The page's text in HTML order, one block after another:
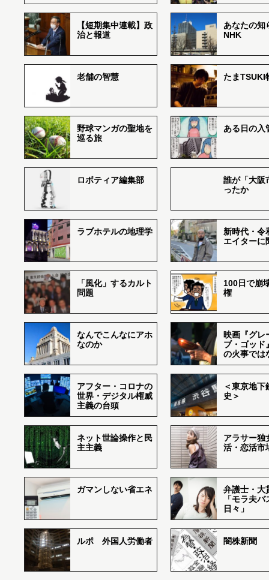
【短期集中連載】政
治と報道
あなたの知
NHK
老舗の智慧 たまTSUKI
野球マンガの聖地を
巡る旅
ある日の入
ロボティア編集部
誰が「大阪
ったか
ラブホテルの地理学
新時代・令
エイターに
「風化」するカルト
問題
100日で崩
権
なんでこんなにアホ
なのか
映画『グレ
ブ・ゴッド
の火事では
アフター・コロナの
世界・デジタル権威
主義の台頭
＜東京地下
史＞
ネット世論操作と民
主主義
アラサー独
活・恋活市
ガマンしない省エネ
弁護士・大
「モラ夫
日々」
ルポ 外国人労働者 闇株新聞